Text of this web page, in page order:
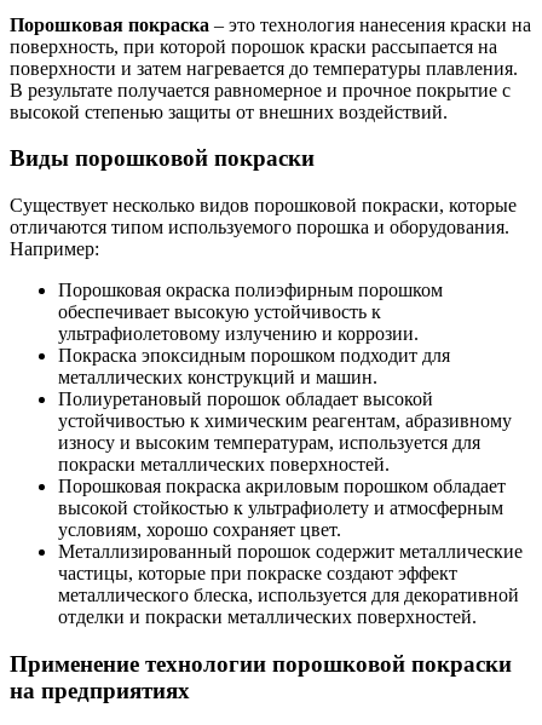
Порошковая покраска – это технология нанесения краски на
поверхность, при которой порошок краски рассыпается на
поверхности и затем нагревается до температуры плавления.
В результате получается равномерное и прочное покрытие с
высокой степенью защиты от внешних воздействий.
Виды порошковой покраски
Существует несколько видов порошковой покраски, которые
отличаются типом используемого порошка и оборудования.
Например:
Порошковая окраска полиэфирным порошком
обеспечивает высокую устойчивость к
ультрафиолетовому излучению и коррозии.
Покраска эпоксидным порошком подходит для
металлических конструкций и машин.
Полиуретановый порошок обладает высокой
устойчивостью к химическим реагентам, абразивному
износу и высоким температурам, используется для
покраски металлических поверхностей.
Порошковая покраска акриловым порошком обладает
высокой стойкостью к ультрафиолету и атмосферным
условиям, хорошо сохраняет цвет.
Металлизированный порошок содержит металлические
частицы, которые при покраске создают эффект
металлического блеска, используется для декоративной
отделки и покраски металлических поверхностей.
Применение технологии порошковой покраски
на предприятиях